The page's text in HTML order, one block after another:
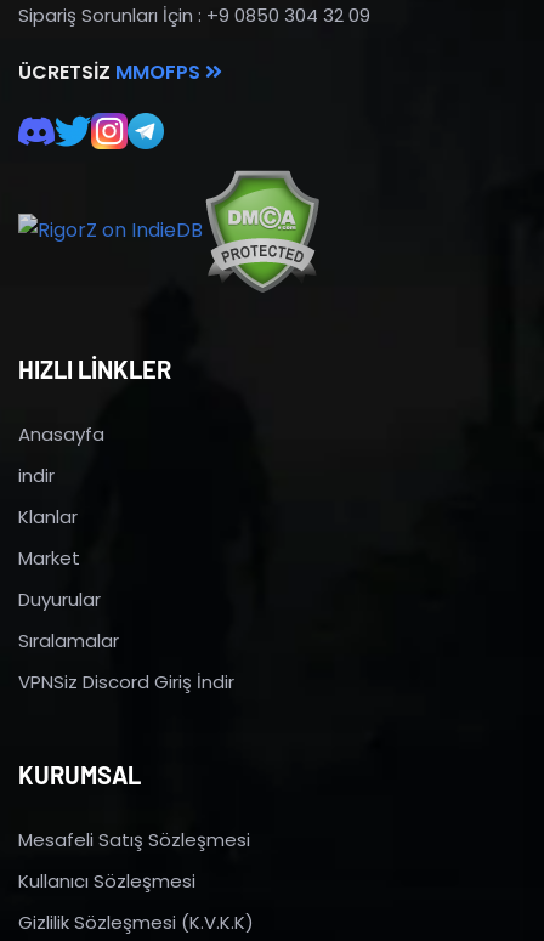
Sipariş Sorunları İçin : +9 0850 304 32 09
ÜCRETSIZ MMOFPS
HIZLI LİNKLER
Anasayfa
indir
Klanlar
Market
Duyurular
Sıralamalar
VPNSiz Discord Giriş İndir
KURUMSAL
Mesafeli Satış Sözleşmesi
Kullanıcı Sözleşmesi
Gizlilik Sözleşmesi (K.V.K.K)